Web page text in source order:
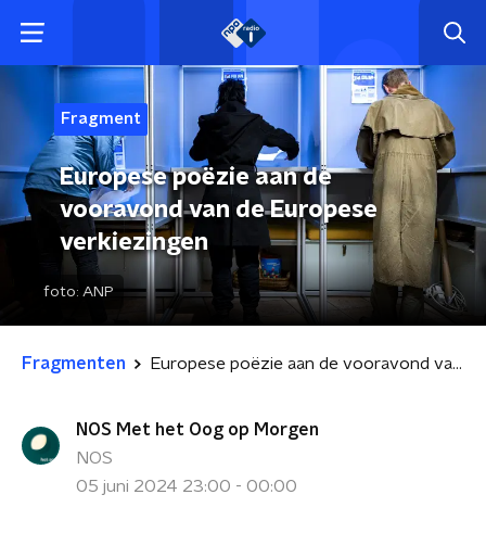
Fragment
Europese poëzie aan de
vooravond van de Europese
verkiezingen
foto: ANP
Fragmenten Europese poëzie aan de vooravond van de Europese verkiezingen
NOS Met het Oog op Morgen
NOS
05 juni 2024 23:00 - 00:00